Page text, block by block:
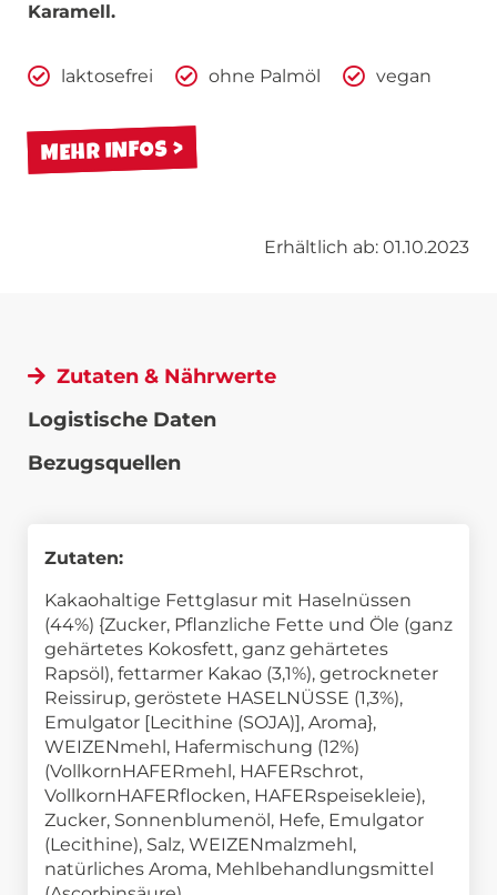
Karamell.
laktosefrei ohne Palmöl vegan
MEHR INFOS
Erhältlich ab: 01.10.2023
Zutaten & Nährwerte
Logistische Daten
Bezugsquellen
Zutaten:
Kakaohaltige Fettglasur mit Haselnüssen
(44%) {Zucker, Pflanzliche Fette und Öle (ganz
gehärtetes Kokosfett, ganz gehärtetes
Rapsöl), fettarmer Kakao (3,1%), getrockneter
Reissirup, geröstete HASELNÜSSE (1,3%),
Emulgator [Lecithine (SOJA)], Aroma},
WEIZENmehl, Hafermischung (12%)
(VollkornHAFERmehl, HAFERschrot,
VollkornHAFERflocken, HAFERspeisekleie),
Zucker, Sonnenblumenöl, Hefe, Emulgator
(Lecithine), Salz, WEIZENmalzmehl,
natürliches Aroma, Mehlbehandlungsmittel